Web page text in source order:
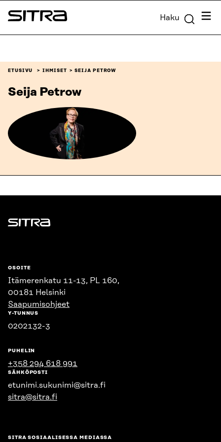
Siirry
suoraan
Sitra Haku
ETUSIVU IHMISET SEIJA PETROW
Seija Petrow
Sitra
OSOITE
Itämerenkatu 11-13, PL 160,
00181 Helsinki
Saapumisohjeet
Y-TUNNUS
0202132-3
PUHELIN
+358 294 618 991
SÄHKÖPOSTI
etunimi.sukunimi@sitra.fi
sitra@sitra.fi
SITRA SOSIAALISESSA MEDIASSA